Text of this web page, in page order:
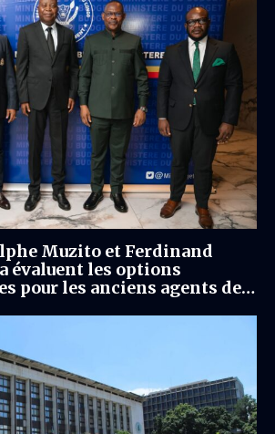
Muzito et Ferdinand
évaluent les options
pour les anciens agents de